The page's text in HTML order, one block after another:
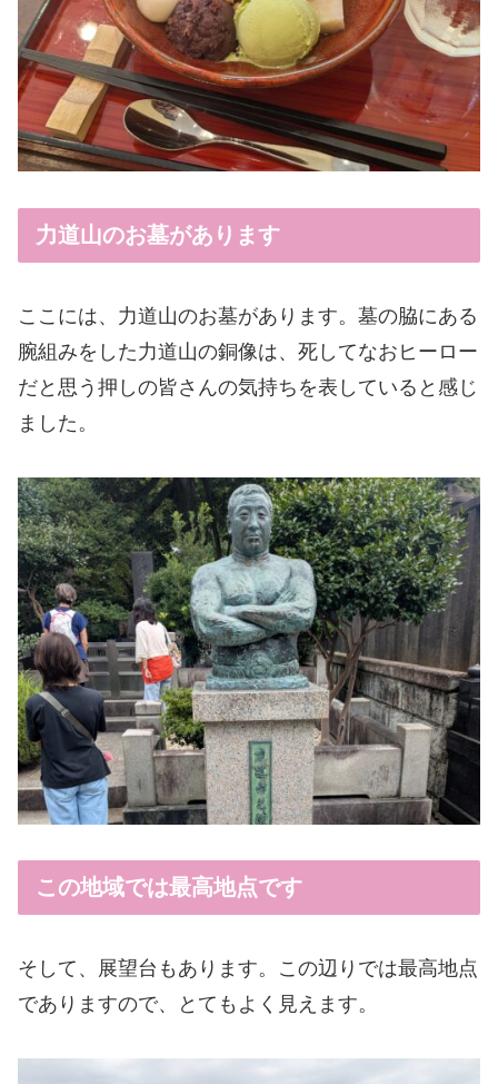
力道山のお墓があります
ここには、力道山のお墓があります。墓の脇にある
腕組みをした力道山の銅像は、死してなおヒーロー
だと思う押しの皆さんの気持ちを表していると感じ
ました。
この地域では最高地点です
そして、展望台もあります。この辺りでは最高地点
でありますので、とてもよく見えます。